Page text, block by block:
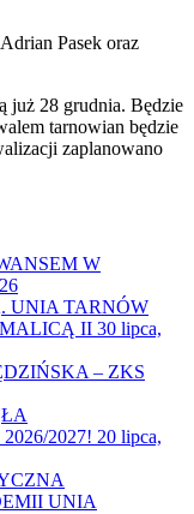
Pasek oraz
już 28 grudnia. Będzie
tarnowian będzie
zaplanowano
W
UNIA TARNÓW
II 30 lipca,
– ZKS
2027! 20 lipca,
UNIA